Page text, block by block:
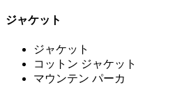
ジャケット
ジャケット
コットン ジャケット
マウンテン パーカ